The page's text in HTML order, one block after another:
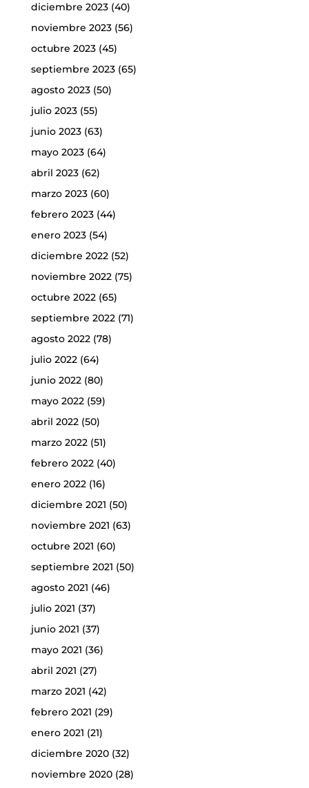
diciembre 2023(40)
noviembre 2023(56)
octubre 2023(45)
septiembre 2023(65)
agosto 2023(50)
julio 2023(55)
junio 2023(63)
mayo 2023(64)
abril 2023(62)
marzo 2023(60)
febrero 2023(44)
enero 2023(54)
diciembre 2022(52)
noviembre 2022(75)
octubre 2022(65)
septiembre 2022(71)
agosto 2022(78)
julio 2022(64)
junio 2022(80)
mayo 2022(59)
abril 2022(50)
marzo 2022(51)
febrero 2022(40)
enero 2022(16)
diciembre 2021 (50)
noviembre 2021 (63)
octubre 2021 (60)
septiembre 2021 (50)
agosto 2021 (46)
julio 2021 (37)
junio 2021 (37)
mayo 2021 (36)
abril 2021 (27)
marzo 2021 (42)
febrero 2021 (29)
enero 2021 (21)
diciembre 2020(32)
noviembre 2020(28)